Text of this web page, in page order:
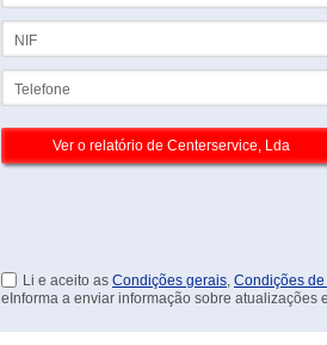
Li e aceito as Condições gerais, Condições
eInforma a enviar informação sobre atualizações